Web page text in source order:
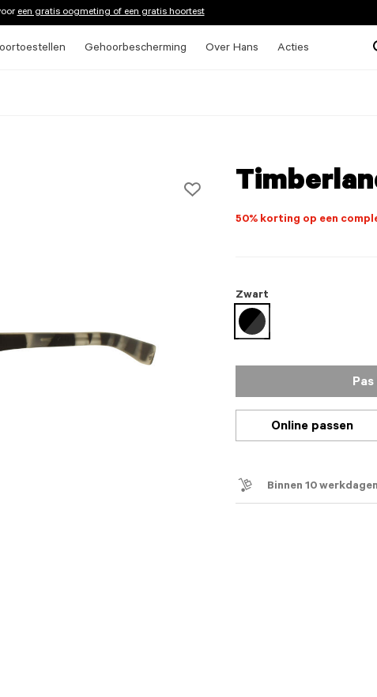
een gratis oogmeting of een gratis hoortest
Gehoorbescherming Over Hans Acties
50% korting op een
Zwart
geselecteerd
Online passen
Binnen 10